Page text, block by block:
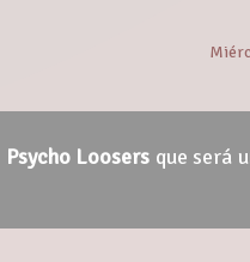
Psycho Loosers que será